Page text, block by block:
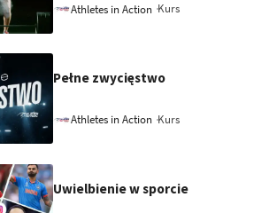
Athletes in Action Kurs
Pełne zwycięstwo
Athletes in Action Kurs
Uwielbienie w sporcie